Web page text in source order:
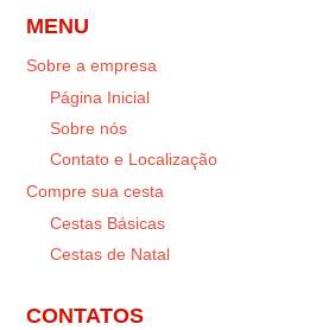
MENU
Sobre a empresa
Página Inicial
Sobre nós
Contato e Localização
Compre sua cesta
Cestas Básicas
Cestas de Natal
CONTATOS